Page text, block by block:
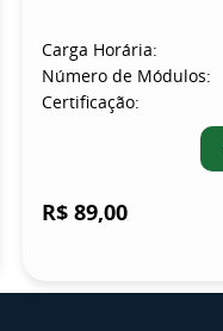
Carga Horária:
Número de Módulos:
Certificação:
R$ 89,00